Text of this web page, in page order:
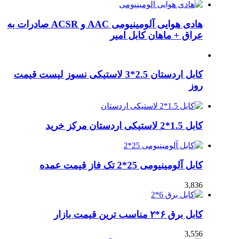
هادی هوایی آلومینیومی AAC و ACSR صادرات به
عراق + ماهان کابل امیر
کابل اردستان 2.5*3 لاستیکی نسوز لیست قیمت
روز
کابل 1.5*2 لاستیکی اردستان مرکز خرید
کابل آلومینیومی 25*2 تک فاز قیمت عمده
3,836
کابل برق ۶*۲ مناسب ترین قیمت بازار
3,556